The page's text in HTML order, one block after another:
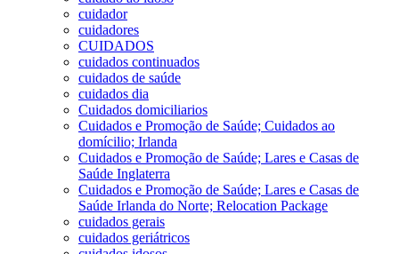
cuidador
cuidadores
CUIDADOS
cuidados continuados
cuidados de saúde
cuidados dia
Cuidados domiciliarios
Cuidados e Promoção de Saúde; Cuidados ao
domícilio; Irlanda
Cuidados e Promoção de Saúde; Lares e Casas de
Saúde Inglaterra
Cuidados e Promoção de Saúde; Lares e Casas de
Saúde Irlanda do Norte; Relocation Package
cuidados gerais
cuidados geriátricos